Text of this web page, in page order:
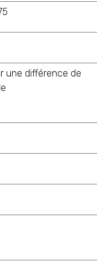
une différence de